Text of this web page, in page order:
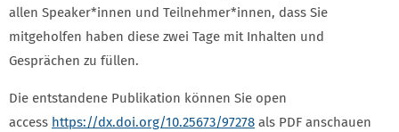
allen Speaker*innen und Teilnehmer*innen, dass Sie
mitgeholfen haben diese zwei Tage mit Inhalten und
Gesprächen zu füllen.
Die entstandene Publikation können Sie open
access https://dx.doi.org/10.25673/97278 als PDF anschauen